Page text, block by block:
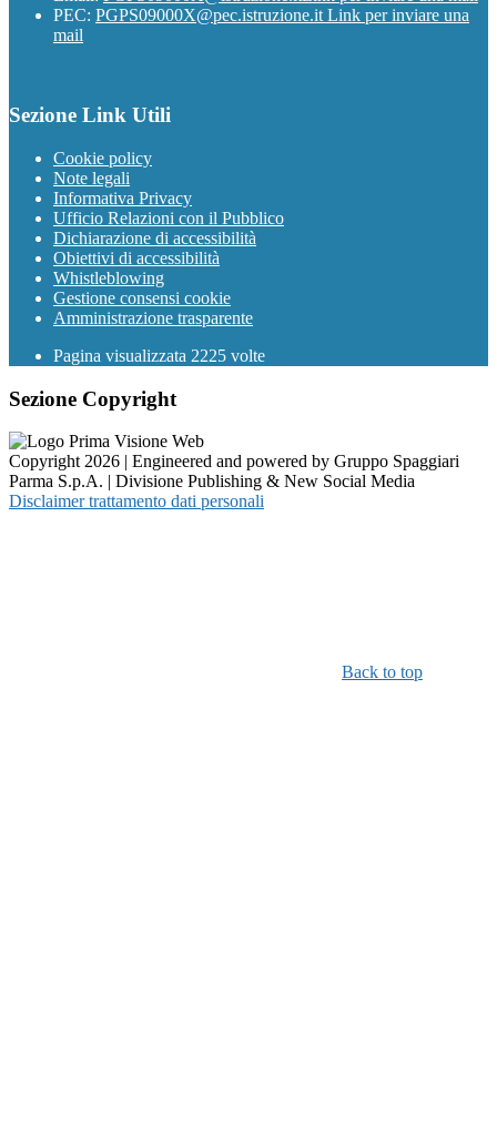
PEC: PGPS09000X@pec.istruzione.it Link per inviare una
mail
Sezione Link Utili
Cookie policy
Note legali
Informativa Privacy
Ufficio Relazioni con il Pubblico
Dichiarazione di accessibilità
Obiettivi di accessibilità
Whistleblowing
Gestione consensi cookie
Amministrazione trasparente
Pagina visualizzata 2225 volte
Sezione Copyright
Copyright 2026 | Engineered and powered by Gruppo Spaggiari
Parma S.p.A. | Divisione Publishing & New Social Media
Disclaimer trattamento dati personali
Back to top